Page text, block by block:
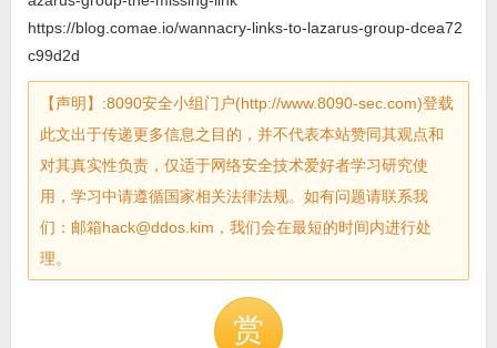
https://blog.comae.io/wannacry-links-to-lazarus-group-dcea72
c99d2d
【声明】:8090安全小组门户(http://www.8090-sec.com)登载
此文出于传递更多信息之目的，并不代表本站赞同其观点和
对其真实性负责，仅适于网络安全技术爱好者学习研究使
用，学习中请遵循国家相关法律法规。如有问题请联系我
们：邮箱hack@ddos.kim，我们会在最短的时间内进行处
理。
赏